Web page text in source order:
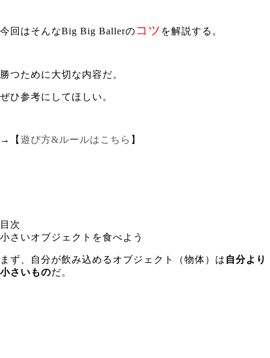
今回はそんなBig Big Ballerの コツ を解説する。
勝つために大切な内容だ。
ぜひ参考にしてほしい。
→【 遊び方&ルールはこちら 】
目次
小さいオブジェクトを食べよう
まず、自分が飲み込めるオブジェクト（物体）は 自分より
小さいものだ。